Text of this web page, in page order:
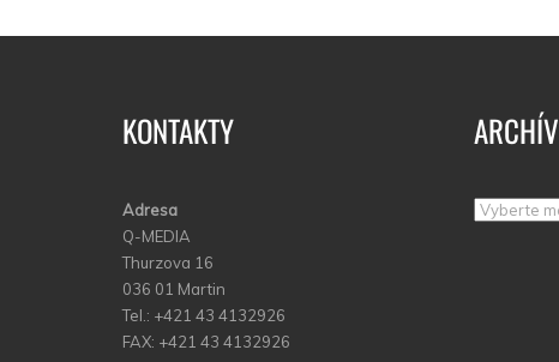
KONTAKTY
Adresa
Q-MEDIA
Thurzova 16
036 01 Martin
Tel.: +421 43 4132926
FAX: +421 43 4132926
ARCHÍV
Archív